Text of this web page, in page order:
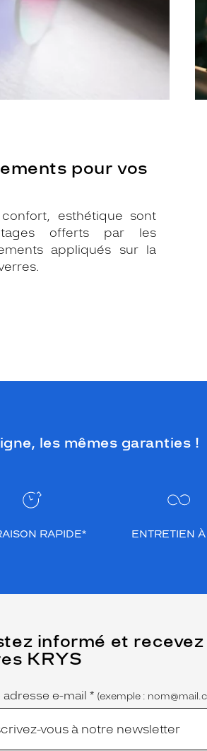
pour vos
confort, esthétique sont
offerts par les
appliqués sur la
les mêmes garanties !
RAPIDE* ENTRETIEN
informé et recevez
KRYS
adresse e-mail * (exemple :